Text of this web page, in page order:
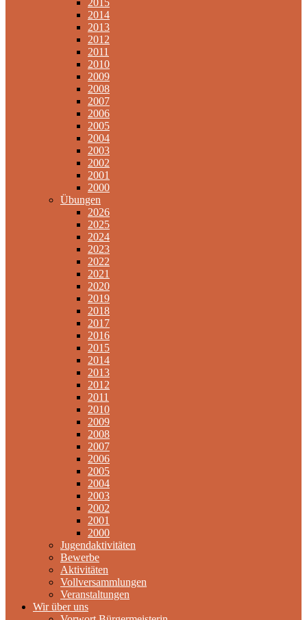
2015
2014
2013
2012
2011
2010
2009
2008
2007
2006
2005
2004
2003
2002
2001
2000
Übungen
2026
2025
2024
2023
2022
2021
2020
2019
2018
2017
2016
2015
2014
2013
2012
2011
2010
2009
2008
2007
2006
2005
2004
2003
2002
2001
2000
Jugendaktivitäten
Bewerbe
Aktivitäten
Vollversammlungen
Veranstaltungen
Wir über uns